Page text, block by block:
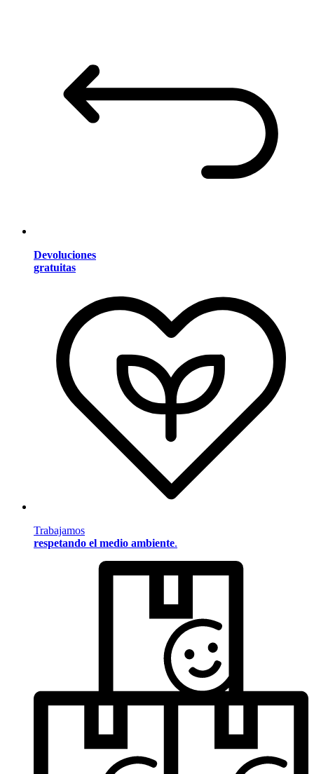
Devoluciones
gratuitas
Trabajamos
respetando el medio ambiente.